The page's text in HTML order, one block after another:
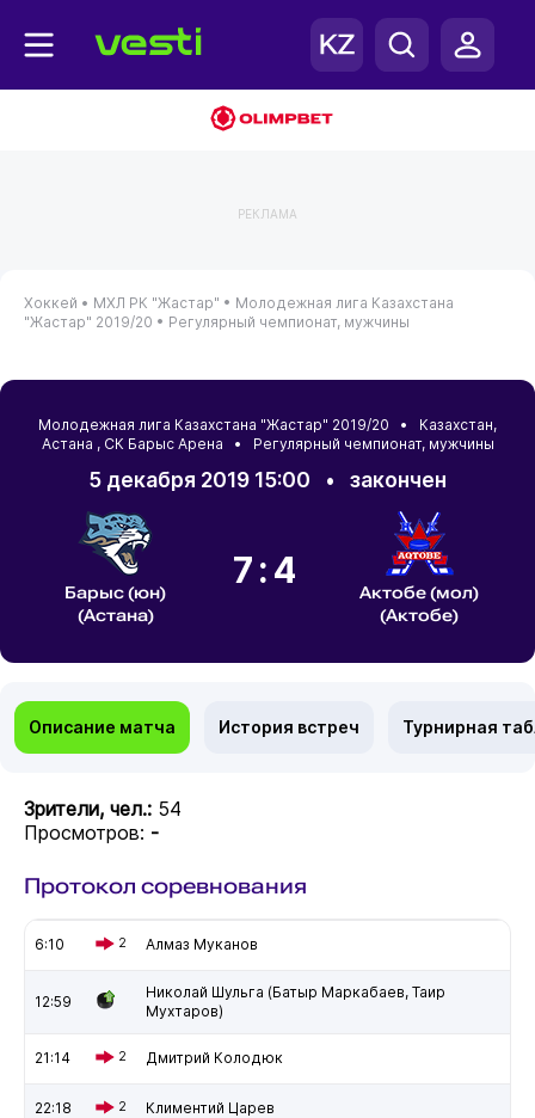
РЕКЛАМА
Хоккей • МХЛ РК "Жастар" • Молодежная лига Казахстана
"Жастар" 2019/20 • Регулярный чемпионат, мужчины
Молодежная лига Казахстана "Жастар" 2019/20 • Казахстан,
Астана , СК Барыс Арена • Регулярный чемпионат, мужчины
5 декабря 2019 15:00 • закончен
Барыс (юн)
(Астана)
7:4
Актобе (мол)
(Актобе)
Описание матча История встреч Турнирная
Зрители, чел.: 54
Просмотров: -
Протокол соревнования
6:10 2 Алмаз Муканов
12:59
Николай Шульга (Батыр Маркабаев, Таир
Мухтаров)
21:14 2 Дмитрий Колодюк
22:18 2 Климентий Царев